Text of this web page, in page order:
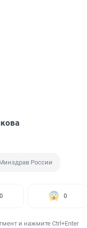
России
0 0
и нажмите Ctrl+Enter